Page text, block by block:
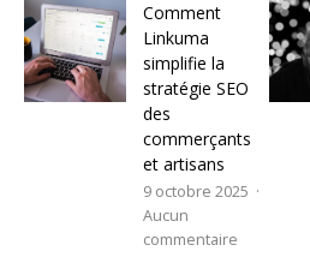
Comment
Linkuma
simplifie la
stratégie SEO
des
commerçants
et artisans
9 octobre 2025
Aucun
commentaire